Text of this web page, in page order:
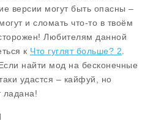
версии могут быть опасны –
и сломать что-то в твоём
Любителям данной
к Что гуглят больше? 2
найти мод на бесконечные
удастся – кайфуй, но
ладана!